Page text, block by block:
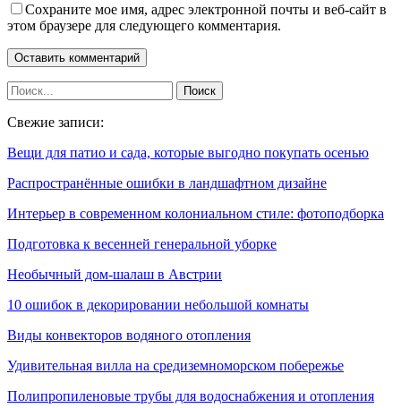
Сохраните мое имя, адрес электронной почты и веб-сайт в
этом браузере для следующего комментария.
Свежие записи:
Вещи для патио и сада, которые выгодно покупать осенью
Распространённые ошибки в ландшафтном дизайне
Интерьер в современном колониальном стиле: фотоподборка
Подготовка к весенней генеральной уборке
Необычный дом-шалаш в Австрии
10 ошибок в декорировании небольшой комнаты
Виды конвекторов водяного отопления
Удивительная вилла на средиземноморском побережье
Полипропиленовые трубы для водоснабжения и отопления